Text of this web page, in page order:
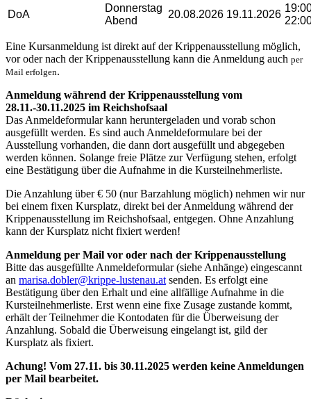
DoA
Donnerstag
Abend
20.08.2026 19.11.2026
Eine Kursanmeldung ist direkt auf der Krippenausstellung möglich,
vor oder nach der Krippenausstellung kann die Anmeldung auch per
Mail erfolgen.
Anmeldung während der Krippenausstellung vom
28.11.-30.11.2025 im Reichshofsaal
Das Anmeldeformular kann heruntergeladen und vorab schon
ausgefüllt werden. Es sind auch Anmeldeformulare bei der
Ausstellung vorhanden, die dann dort ausgefüllt und abgegeben
werden können. Solange freie Plätze zur Verfügung stehen, erfolgt
eine Bestätigung über die Aufnahme in die Kursteilnehmerliste.
Die Anzahlung über € 50 (nur Barzahlung möglich) nehmen wir nur
bei einem fixen Kursplatz, direkt bei der Anmeldung während der
Krippenausstellung im Reichshofsaal, entgegen. Ohne Anzahlung
kann der Kursplatz nicht fixiert werden!
Anmeldung per Mail vor oder nach der Krippenausstellung
Bitte das ausgefüllte Anmeldeformular (siehe Anhänge) eingescannt
an marisa.dobler@krippe-lustenau.at senden. Es erfolgt eine
Bestätigung über den Erhalt und eine allfällige Aufnahme in die
Kursteilnehmerliste. Erst wenn eine fixe Zusage zustande kommt,
erhält der Teilnehmer die Kontodaten für die Überweisung der
Anzahlung. Sobald die Überweisung eingelangt ist, gild der
Kursplatz als fixiert.
Achung! Vom 27.11. bis 30.11.2025 werden keine Anmeldungen
per Mail bearbeitet.